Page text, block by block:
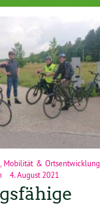
Mobilität & Ortsentwicklung
4. August 2021